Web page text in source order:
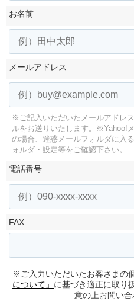
お名前
メールアドレス
※ご記入いただいたメールアドレ
ルをお送りいたします。
※Yahoo!
の場合、迷惑メールフォルダに入
ォルダ・設定等をご確認下さい。
電話番号
FAX
※ご入力いただいたお客さまの
について」 に基づき適正に取り
意の上お問い合